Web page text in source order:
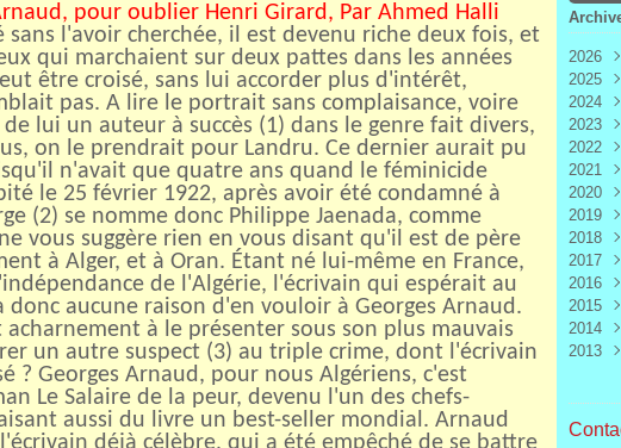
pour oublier Henri Girard, Par Ahmed Halli
sans l'avoir cherchée, il est devenu riche deux fois, et
qui marchaient sur deux pattes dans les années
être croisé, sans lui accorder plus d'intérêt,
pas. A lire le portrait sans complaisance, voire
lui un auteur à succès (1) dans le genre fait divers,
on le prendrait pour Landru. Ce dernier aurait pu
n'avait que quatre ans quand le féminicide
le 25 février 1922, après avoir été condamné à
(2) se nomme donc Philippe Jaenada, comme
vous suggère rien en vous disant qu'il est de père
à Alger, et à Oran. Étant né lui-même en France,
de l'Algérie, l'écrivain qui espérait au
aucune raison d'en vouloir à Georges Arnaud.
à le présenter sous son plus mauvais
un autre suspect (3) au triple crime, dont l'écrivain
? Georges Arnaud, pour nous Algériens, c'est
Le Salaire de la peur, devenu l'un des chefs-
aussi du livre un best-seller mondial. Arnaud
déjà célèbre, qui a été empêché de se battre
2026
Août
Juin
Mai
Avril
Mars
2025
Août
Juin
Mai
Avril
Mars
2024
Août
Juin
Mai
Avril
Mars
2023
Août
Juin
Mai
Avril
Mars
2022
Août
Juin
Mai
Avril
2021
Août
Juin
Mai
2020
Août
Juin
Mars
2019
Août
Avril
2018
Août
Mai
2017
Juin
Mai
2016
Juin
2015
Août
2014
2013